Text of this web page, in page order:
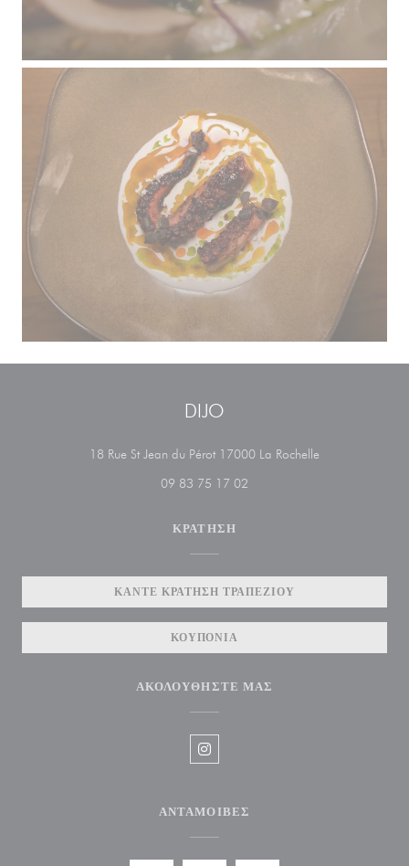
DIJO
18 Rue St Jean du Pérot 17000 La Rochelle
09 83 75 17 02
ΚΡΆΤΗΣΗ
ΚΆΝΤΕ ΚΡΆΤΗΣΗ ΤΡΑΠΕΖΙΟΎ
ΚΟΥΠΌΝΙΑ
ΑΚΟΛΟΥΘΉΣΤΕ ΜΑΣ
Instagram ((ανοίγει σε νέο
ΑΝΤΑΜΟΙΒΈΣ